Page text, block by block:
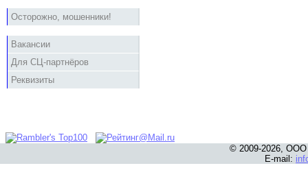
Осторожно, мошенники!
Вакансии
Для СЦ-партнёров
Реквизиты
© 2009-2026, ООО
E-mail: